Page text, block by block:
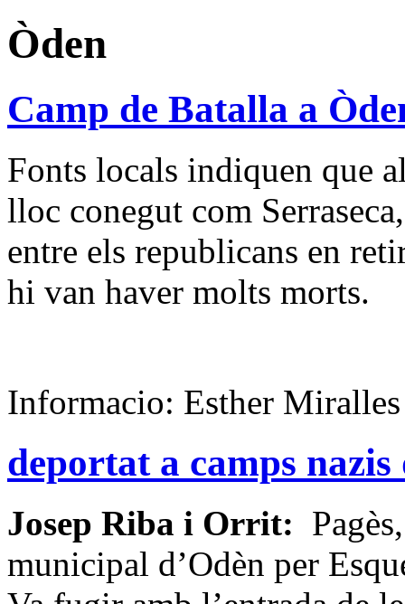
Òden
Camp de Batalla a
Fonts locals indiquen que
lloc conegut com
entre els republicans en
hi van haver molts morts.
Informacio: Esther Miralles
deportat a camps
Josep Riba i Orrit:
municipal d’Odèn per